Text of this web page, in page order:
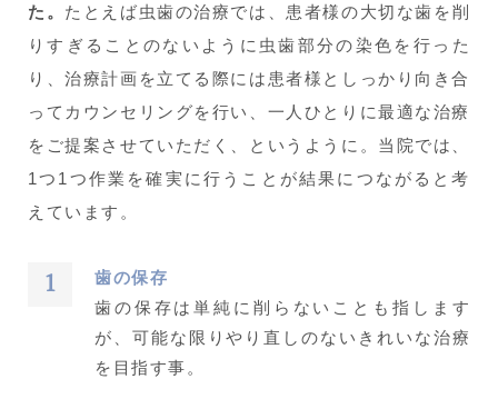
た。 たとえば虫歯の治療では、患者様の大切な歯を削
りすぎることのないように虫歯部分の染色を行った
り、治療計画を立てる際には患者様としっかり向き合
ってカウンセリングを行い、一人ひとりに最適な治療
をご提案させていただく、というように。当院では、
1つ1つ作業を確実に行うことが結果につながると考
えています。
歯の保存
歯の保存は単純に削らないことも指します
が、可能な限りやり直しのないきれいな治療
を目指す事。